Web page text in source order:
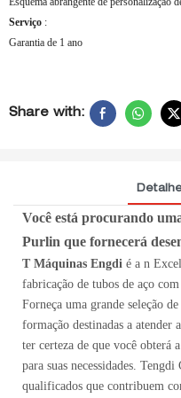
Serviço :
Garantia de 1 ano
Share with:
Você está procurando
Purlin que fornecerá
T Máquinas Engdi é a n
fabricação de tubos de aço
Forneça uma grande seleção
formação destinadas a atender
ter certeza de que você obterá
para suas necessidades. Tengdi
qualificados que contribuem